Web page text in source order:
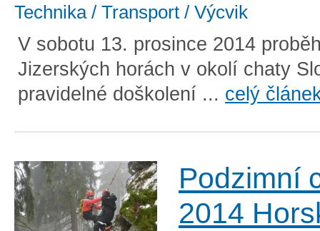
Technika / Transport / Výcvik
V sobotu 13. prosince 2014
Jizerských horách v okolí chaty
pravidelné doškolení ... celý
Podzimní
2014